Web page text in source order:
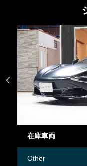
在庫車両
Other
